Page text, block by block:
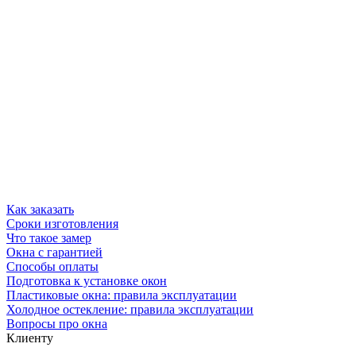
Как заказать
Сроки изготовления
Что такое замер
Окна с гарантией
Способы оплаты
Подготовка к установке окон
Пластиковые окна: правила эксплуатации
Холодное остекление: правила эксплуатации
Вопросы про окна
Клиенту